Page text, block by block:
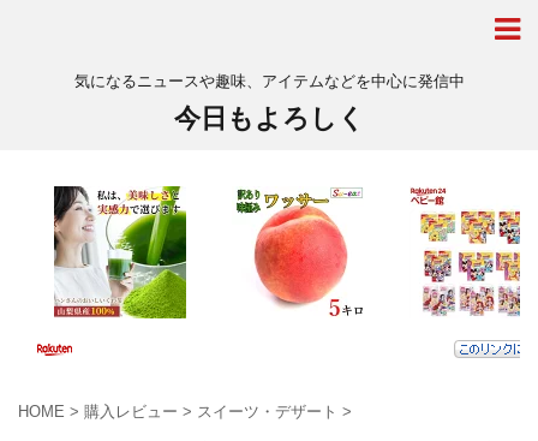
気になるニュースや趣味、アイテムなどを中心に発信中
今日もよろしく
HOME > 購入レビュー > スイーツ・デザート >